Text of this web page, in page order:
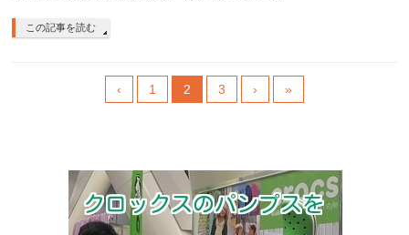
この記事を読む
‹ 1 2 3 › »